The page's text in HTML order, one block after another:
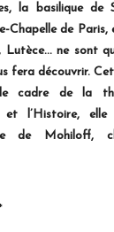
la basilique de
Chapelle de Paris,
Lutèce… ne sont
fera découvrir.
le cadre de la
et l’Histoire, elle
de Mohiloff,